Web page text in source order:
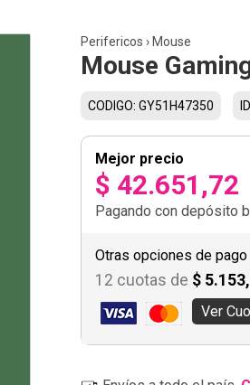
Perifericos › Mouse
Mouse
CODIGO: GY51H47350
Mejor precio
$ 42.651,72
Pagando con depósito
Otras opciones de pago
12 cuotas de $
Ver